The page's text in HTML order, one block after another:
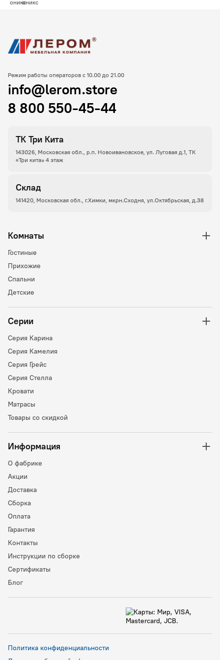
ТК Три Кита
143026, Московская обл., р.п. Новоивановское, ул. Луговая д.1, ТК
«Три кита» 4 этаж
Склад
141420, Московская обл., г.Химки, мкрн.Сходня, ул.Октябрьская, д.38
Режим работы операторов с 10.00 до 21.00
info@lerom.store
8 800 550-45-44
Комнаты
Гостиные
Прихожие
Спальни
Детские
Серии
Серия Карина
Серия Камелия
Серия Грейс
Серия Стелла
Кровати
Матрасы
Товары со скидкой
Информация
О фабрике
Акции
Доставка
Сборка
Оплата
Гарантия
Контакты
Инструкции по сборке
Сертификаты
Блог
Политика конфиденциальности